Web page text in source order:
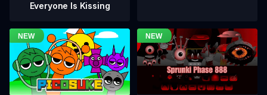
Everyone Is Kissing